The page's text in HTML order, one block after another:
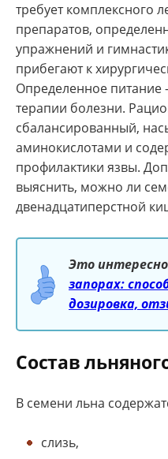
требует комплексного
препаратов,
упражнений и
прибегают к
Определенное питание
терапии болезни.
сбалансированный,
аминокислотами и
профилактики язвы.
выяснить, можно ли
двенадцатиперстной
Это
запорах:
дозировка,
Состав
В семени льна
слизь,